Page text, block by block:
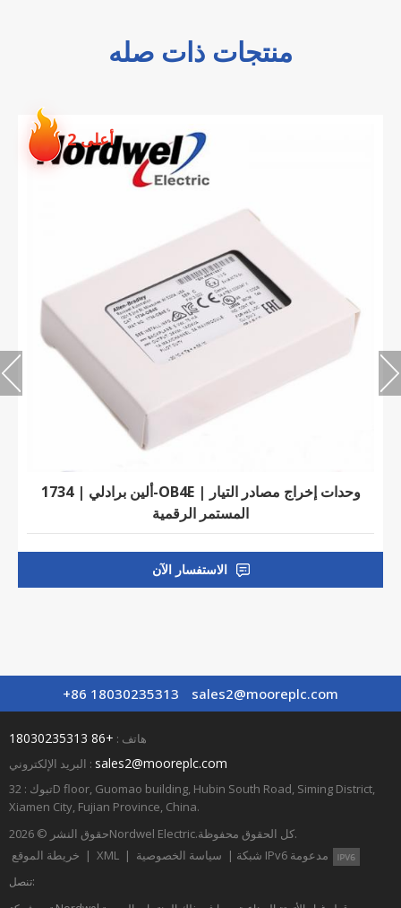
منتجات ذات صله
أعلى 2
ألين برادلي | 1734-OB4E | وحدات إخراج مصادر التيار
المستمر الرقمية
الاستفسار الآن
+86 18030235313 sales2@mooreplc.com
هاتف : +86 18030235313
البريد الإلكتروني : sales2@mooreplc.com
تبوك : 32D floor, Guomao building, Hubin South Road, Siming District,
Xiamen City, Fujian Province, China.
حقوق النشر © 2026Nordwel Electric.
كل الحقوق محفوظة.
خريطة الموقع | XML | سياسة الخصوصية | شبكة IPv6 مدعومة
تنصل: